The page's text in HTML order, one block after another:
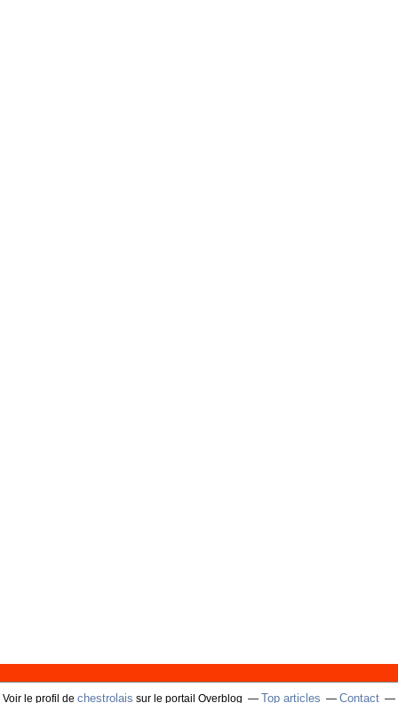
Voir le profil de chestrolais sur le portail Overblog Top articles Contact